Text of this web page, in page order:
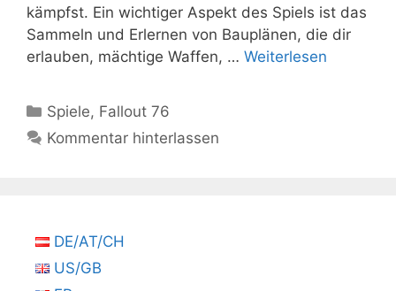
kämpfst. Ein wichtiger Aspekt des Spiels ist das
Sammeln und Erlernen von Bauplänen, die dir
erlauben, mächtige Waffen, … Weiterlesen
Kategorien
Spiele, Fallout 76
Kommentar hinterlassen
DE/AT/CH
US/GB